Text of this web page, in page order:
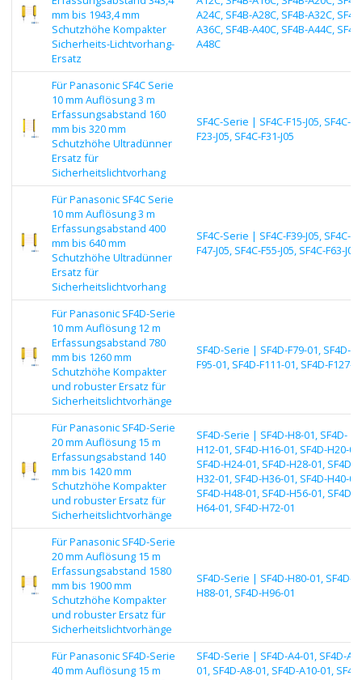
mm bis 1943,4 mm
Schutzhöhe Kompakter
Sicherheits-Lichtvorhang-
Ersatz
A24C, SF4B-A28C, SF4B-A32C,
A36C, SF4B-A40C, SF4B-A44C,
A48C
Für Panasonic SF4C Serie
10 mm Auflösung 3 m
Erfassungsabstand 160
mm bis 320 mm
Schutzhöhe Ultradünner
Ersatz für
Sicherheitslichtvorhang
SF4C-Serie | SF4C-F15-J05, SF4C-
F23-J05, SF4C-F31-J05
Für Panasonic SF4C Serie
10 mm Auflösung 3 m
Erfassungsabstand 400
mm bis 640 mm
Schutzhöhe Ultradünner
Ersatz für
Sicherheitslichtvorhang
SF4C-Serie | SF4C-F39-J05, SF4C-
F47-J05, SF4C-F55-J05, SF4C-F63-J05
Für Panasonic SF4D-Serie
10 mm Auflösung 12 m
Erfassungsabstand 780
mm bis 1260 mm
Schutzhöhe Kompakter
und robuster Ersatz für
Sicherheitslichtvorhänge
SF4D-Serie | SF4D-F79-01, SF4D-
F95-01, SF4D-F111-01, SF4D-F127-
Für Panasonic SF4D-Serie
20 mm Auflösung 15 m
Erfassungsabstand 140
mm bis 1420 mm
Schutzhöhe Kompakter
und robuster Ersatz für
Sicherheitslichtvorhänge
SF4D-Serie | SF4D-H8-01, SF4D-
H12-01, SF4D-H16-01, SF4D-H20-01,
SF4D-H24-01, SF4D-H28-01, SF4D-
H32-01, SF4D-H36-01, SF4D-H40-01,
SF4D-H48-01, SF4D-H56-01, SF4D-
H64-01, SF4D-H72-01
Für Panasonic SF4D-Serie
20 mm Auflösung 15 m
Erfassungsabstand 1580
mm bis 1900 mm
Schutzhöhe Kompakter
und robuster Ersatz für
Sicherheitslichtvorhänge
SF4D-Serie | SF4D-H80-01, SF4D-
H88-01, SF4D-H96-01
Für Panasonic SF4D-Serie
40 mm Auflösung 15 m
SF4D-Serie | SF4D-A4-01, SF4D-A6-
01, SF4D-A8-01, SF4D-A10-01,